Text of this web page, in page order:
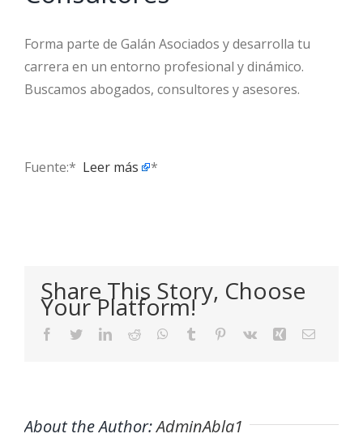
Forma parte de Galán Asociados y desarrolla tu
carrera en un entorno profesional y dinámico.
Buscamos abogados, consultores y asesores.
Fuente:* ​ Leer más *
Share This Story, Choose
Your Platform!
Facebook
TwitterLinkedIn
Reddit WhatsApp
Tumblr Pinterest
Vk Xing Email
About the Author:AdminAbla1